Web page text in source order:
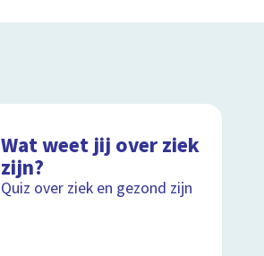
Wat weet jij over ziek
zijn?
Quiz over ziek en gezond zijn